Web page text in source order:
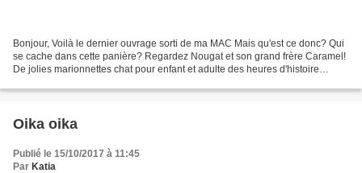
Bonjour, Voilà le dernier ouvrage sorti de ma MAC Mais qu'est ce donc? Qui
se cache dans cette panière? Regardez Nougat et son grand frère Caramel!
De jolies marionnettes chat pour enfant et adulte des heures d'histoire
Oika oika
Publié le 15/10/2017 à 11:45
Par Katia